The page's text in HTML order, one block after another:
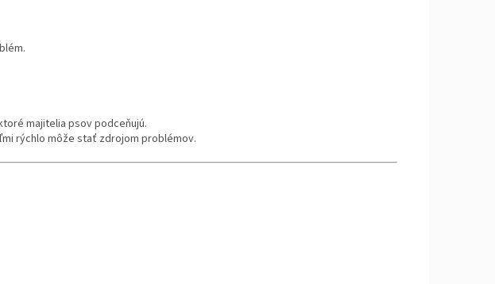
majitelia psov podceňujú.
rýchlo môže stať zdrojom problémov.